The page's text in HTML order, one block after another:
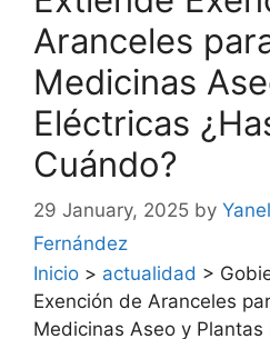
Aranceles
Medicinas
Eléctricas
Cuándo?
29 January, 2025 by
Fernández
Inicio > actualidad >
Exención de Aranceles
Medicinas Aseo y Plantas